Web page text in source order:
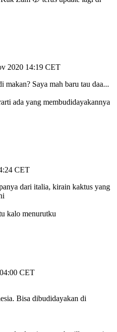
2020 14:19 CET
makan? Saya mah baru tau daa...
ada yang membudidayakannya
CET
dari italia, kirain kaktus yang
kalo menurutku
CET
Bisa dibudidayakan di